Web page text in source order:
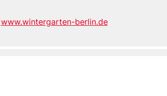
Website
www.wintergarten-berlin.de